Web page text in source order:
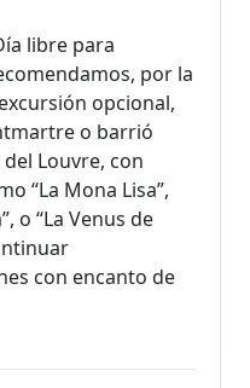
libre para
por la
opcional,
o barrió
Louvre, con
“La Mona Lisa”,
o “La Venus de
con encanto de